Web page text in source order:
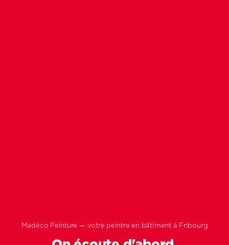
Madéco Peinture — votre peintre en bâtiment à Fribourg